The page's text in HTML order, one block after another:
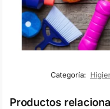
Categoría:
Productos